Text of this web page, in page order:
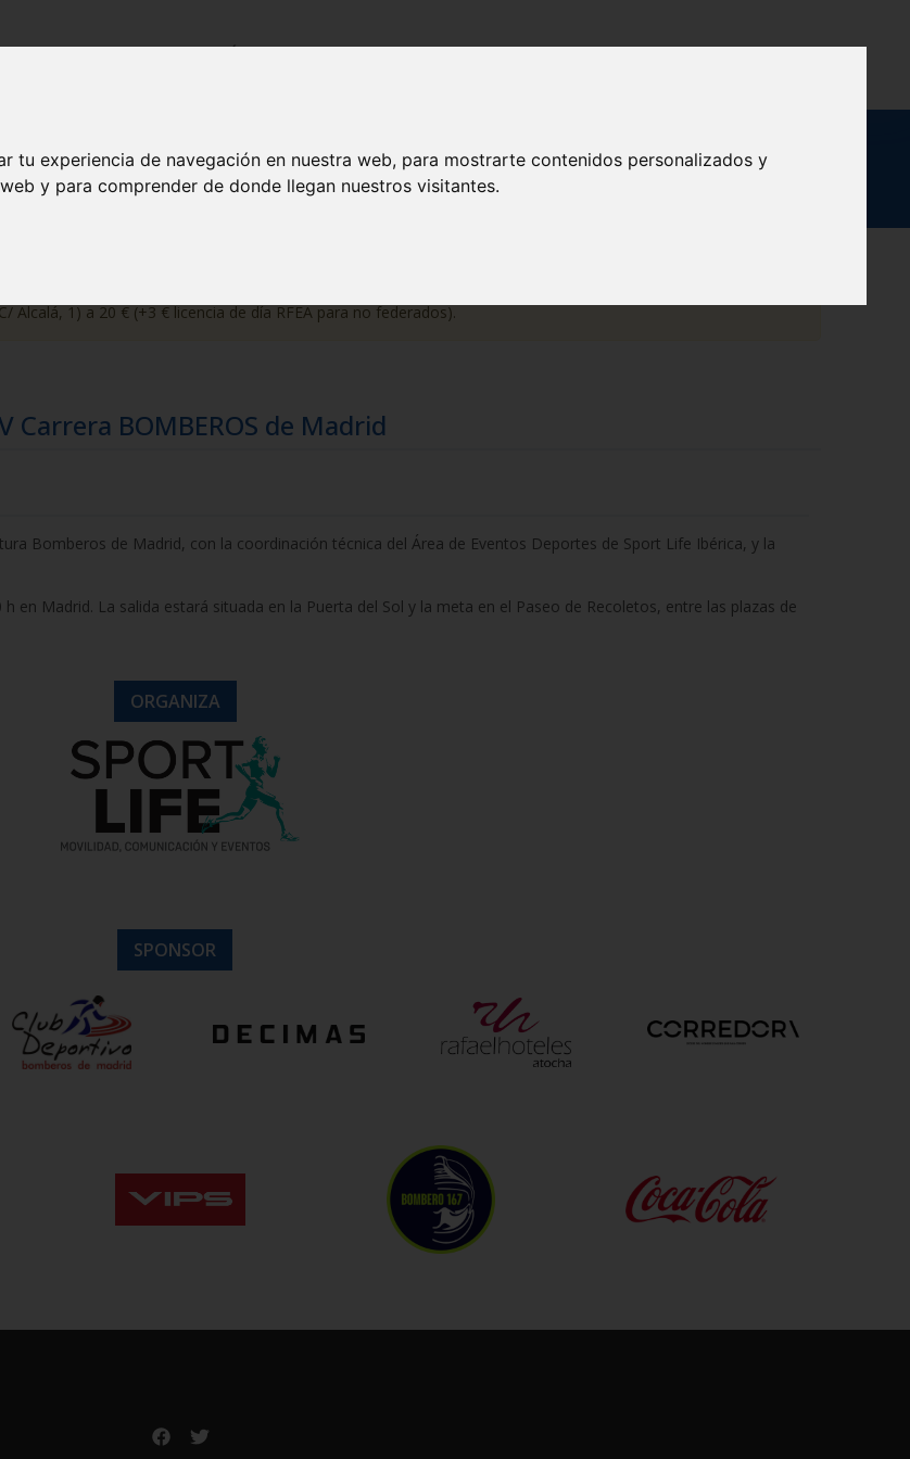
tu experiencia de navegación en nuestra web, para mostrarte contenidos personalizados y
y para comprender de donde llegan nuestros visitantes.
LA CARRERA GALERÍA NOTICIAS CONTACTO
INSCRIPCIONES
Alcalá, 1) a 20 € (+3 € licencia de día RFEA para no federados).
Carrera BOMBEROS de Madrid
Bomberos de Madrid, con la coordinación técnica del Área de Eventos Deportes de Sport Life Ibérica, y la
en Madrid. La salida estará situada en la Puerta del Sol y la meta en el Paseo de Recoletos, entre las plazas de
ORGANIZA
SPONSOR